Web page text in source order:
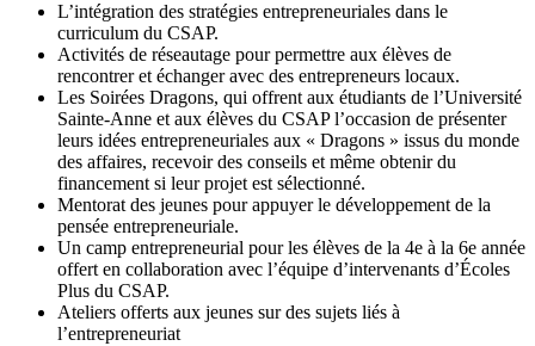
L’intégration des stratégies entrepreneuriales dans le
curriculum du CSAP.
Activités de réseautage pour permettre aux élèves de
rencontrer et échanger avec des entrepreneurs locaux.
Les Soirées Dragons, qui offrent aux étudiants de l’Université
Sainte-Anne et aux élèves du CSAP l’occasion de présenter
leurs idées entrepreneuriales aux « Dragons » issus du monde
des affaires, recevoir des conseils et même obtenir du
financement si leur projet est sélectionné.
Mentorat des jeunes pour appuyer le développement de la
pensée entrepreneuriale.
Un camp entrepreneurial pour les élèves de la 4e à la 6e année
offert en collaboration avec l’équipe d’intervenants d’Écoles
Plus du CSAP.
Ateliers offerts aux jeunes sur des sujets liés à
l’entrepreneuriat